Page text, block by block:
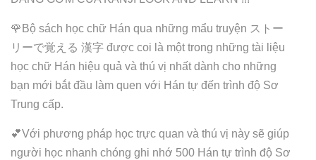
🌹Bộ sách học chữ Hán qua những mẩu truyện ストー
リーで覚える 漢字 được coi là một trong những tài liệu
học chữ Hán hiệu quả và thú vị nhất dành cho những
bạn mới bắt đầu làm quen với Hán tự đến trình độ Sơ
Trung cấp.
💕Với phương pháp học trực quan và thú vị này sẽ giúp
người học nhanh chóng ghi nhớ 500 Hán tự trình độ Sơ